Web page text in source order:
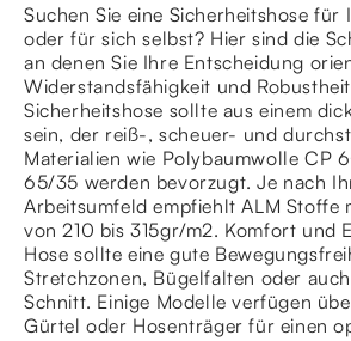
Suchen Sie eine Sicherheitshose für
oder für sich selbst? Hier sind die
an denen Sie Ihre Entscheidung
Widerstandsfähigkeit und
Sicherheitshose sollte aus einem
sein, der reiß-, scheuer- und
Materialien wie Polybaumwolle CP
65/35 werden bevorzugt. Je nach
Arbeitsumfeld empfiehlt ALM Stoffe
von 210 bis 315gr/m2. Komfort und
Hose sollte eine gute
Stretchzonen, Bügelfalten oder
Schnitt. Einige Modelle verfügen
Gürtel oder Hosenträger für einen